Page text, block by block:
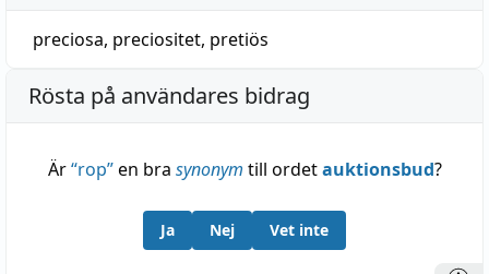
preciosa, preciositet, pretiös
Rösta på användares bidrag
Är“rop”en bra synonym till ordetauktionsbud?
Ja Nej Vet inte